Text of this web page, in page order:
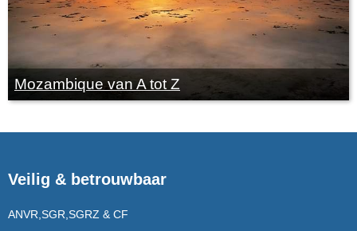
Mozambique van A tot Z
Veilig & betrouwbaar
ANVR,SGR,SGRZ & CF